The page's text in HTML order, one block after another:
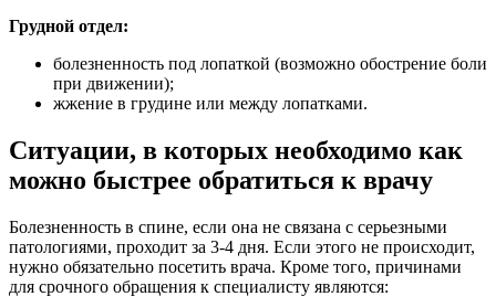
Грудной отдел:
болезненность под лопаткой (возможно обострение боли
при движении);
жжение в грудине или между лопатками.
Ситуации, в которых необходимо как
можно быстрее обратиться к врачу
Болезненность в спине, если она не связана с серьезными
патологиями, проходит за 3-4 дня. Если этого не происходит,
нужно обязательно посетить врача. Кроме того, причинами
для срочного обращения к специалисту являются: